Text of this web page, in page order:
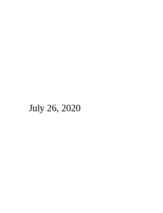
July 26, 2020